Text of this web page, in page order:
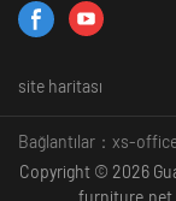
site haritası
Bağlantılar： xs-
Copyright © 2026
furniture.net